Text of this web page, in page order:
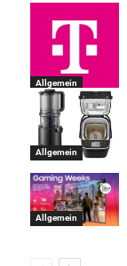
Allgemein
Allgemein
Allgemein